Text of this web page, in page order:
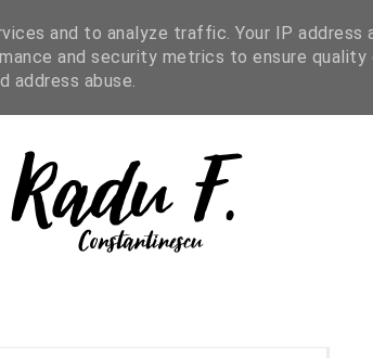
ENGLISH SHOP
and to analyze traffic. Your IP address
and security metrics to ensure quality
address abuse.